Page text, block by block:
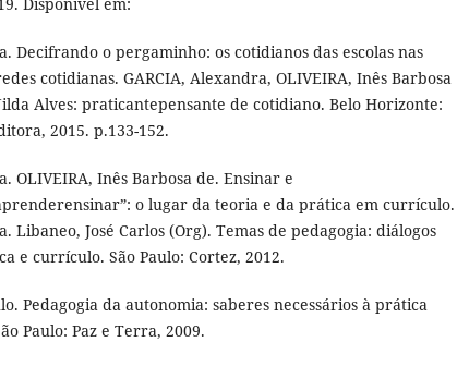
Decifrando o pergaminho: os cotidianos das escolas nas
cotidianas. GARCIA, Alexandra, OLIVEIRA, Inês Barbosa
Alves: praticantepensante de cotidiano. Belo Horizonte:
2015. p.133-152.
OLIVEIRA, Inês Barbosa de. Ensinar e
o lugar da teoria e da prática em currículo.
Libaneo, José Carlos (Org). Temas de pedagogia: diálogos
e currículo. São Paulo: Cortez, 2012.
Pedagogia da autonomia: saberes necessários à prática
Paulo: Paz e Terra, 2009.